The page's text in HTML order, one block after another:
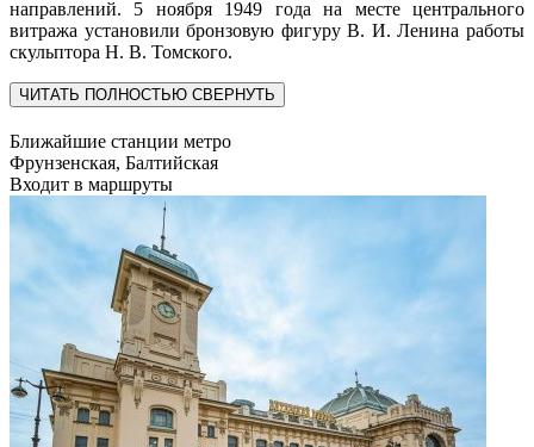
направлений. 5 ноября 1949 года на месте центрального
витража установили бронзовую фигуру В. И. Ленина работы
скульптора Н. В. Томского.
ЧИТАТЬ ПОЛНОСТЬЮ СВЕРНУТЬ
Ближайшие станции метро
Фрунзенская, Балтийская
Входит в маршруты